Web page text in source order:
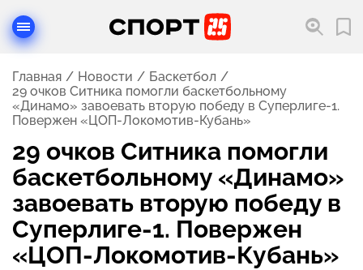
Главная Новости
Баскетбол
29 очков Ситника помогли баскетбольному
«Динамо» завоевать вторую победу в Суперлиге-1.
Повержен «ЦОП-Локомотив-Кубань»
29 очков Ситника помогли
баскетбольному «Динамо»
завоевать вторую победу в
Суперлиге-1. Повержен
«ЦОП-Локомотив-Кубань»